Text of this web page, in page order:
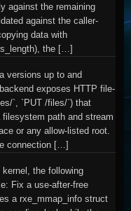
against the remaining
against the caller-
data with
the […]
versions up to and
exposes HTTP file-
`, `PUT /files/`) that
path and stream
or any allow-listed root.
connection […]
the following
Fix a use-after-free
a rxe_mmap_info struct